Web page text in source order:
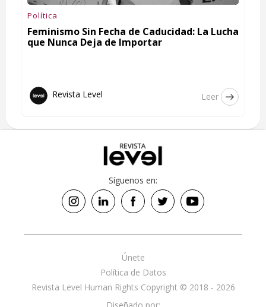
Política
Feminismo Sin Fecha de Caducidad: La Lucha
que Nunca Deja de Importar
Revista Level Leer
Síguenos en:
Revista Level Human Rights Copyright © 2018 - 2026
Política de Datos
Únete